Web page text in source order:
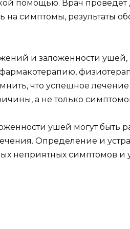
помощью. Врач проведет
на симптомы, результаты
и заложенности
что успешное лечение
а не только
ушей могут быть
Определение и
неприятных симптомов и